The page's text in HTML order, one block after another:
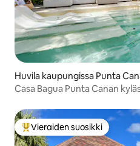
Huvila kaupungissa Punta
Casa Bagua Punta Canan
Vieraiden suosikkien
Vieraiden suosikki